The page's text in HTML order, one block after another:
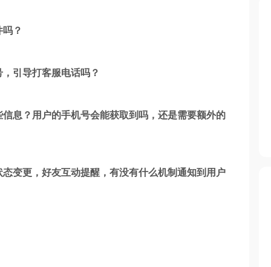
？
引导打客服电话吗？
息？用户的手机号会能获取到吗，还是需要额外的
变更，好友互动提醒，有没有什么机制通知到用户